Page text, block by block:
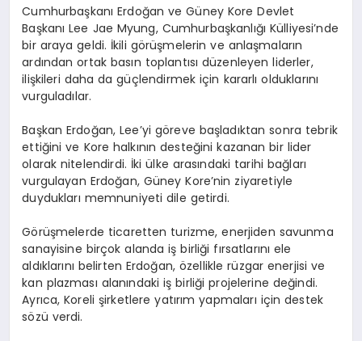
Cumhurbaşkanı Erdoğan ve Güney Kore Devlet
Başkanı Lee Jae Myung, Cumhurbaşkanlığı Külliyesi’nde
bir araya geldi. İkili görüşmelerin ve anlaşmaların
ardından ortak basın toplantısı düzenleyen liderler,
ilişkileri daha da güçlendirmek için kararlı olduklarını
vurguladılar.
Başkan Erdoğan, Lee’yi göreve başladıktan sonra tebrik
ettiğini ve Kore halkının desteğini kazanan bir lider
olarak nitelendirdi. İki ülke arasındaki tarihi bağları
vurgulayan Erdoğan, Güney Kore’nin ziyaretiyle
duydukları memnuniyeti dile getirdi.
Görüşmelerde ticaretten turizme, enerjiden savunma
sanayisine birçok alanda iş birliği fırsatlarını ele
aldıklarını belirten Erdoğan, özellikle rüzgar enerjisi ve
kan plazması alanındaki iş birliği projelerine değindi.
Ayrıca, Koreli şirketlere yatırım yapmaları için destek
sözü verdi.